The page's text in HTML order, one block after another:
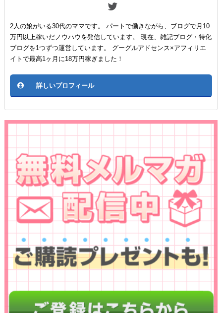
2人の娘がいる30代のママです。 パートで働きながら、ブログで月10
万円以上稼いだノウハウを発信しています。 現在、雑記ブログ・特化
ブログを1つずつ運営しています。 グーグルアドセンス×アフィリエ
イトで最高1ヶ月に18万円稼ぎました！
詳しいプロフィール